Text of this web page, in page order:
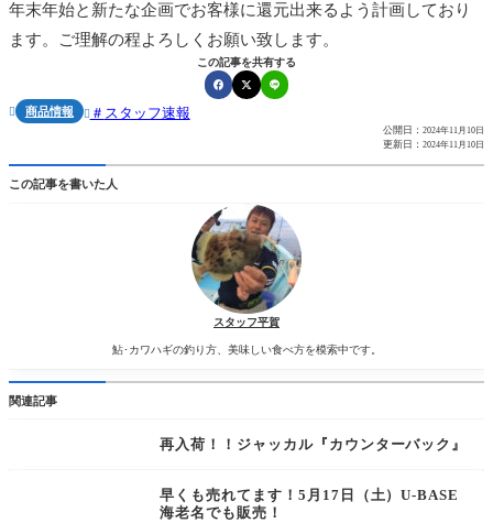
年末年始と新たな企画でお客様に還元出来るよう計画しており
ます。ご理解の程よろしくお願い致します。
この記事を共有する
 商品情報  スタッフ速報
公開日： 2024年11月10日
更新日： 2024年11月10日
この記事を書いた人
スタッフ平賀
鮎･カワハギの釣り方、美味しい食べ方を模索中です。
関連記事
再入荷！！ジャッカル『カウンターバック』
早くも売れてます！5月17日（土）U-BASE
海老名でも販売！